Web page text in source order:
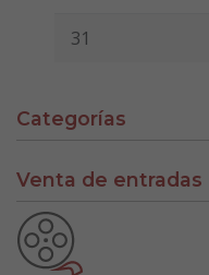
31
Categorías
Venta de entradas